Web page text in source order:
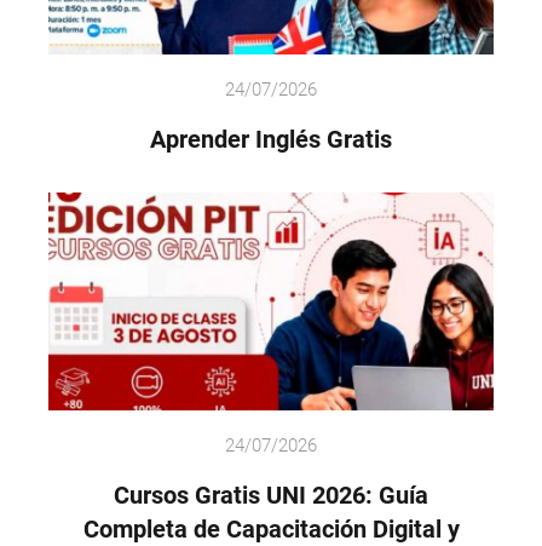
24/07/2026
Aprender Inglés Gratis
24/07/2026
Cursos Gratis UNI 2026: Guía
Completa de Capacitación Digital y